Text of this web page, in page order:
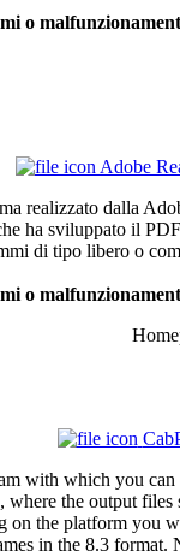
o
Adobe
realizzato dalla
ha sviluppato il
di tipo libero o
o
with which you
where the output
on the platform you
in the 8.3 format.